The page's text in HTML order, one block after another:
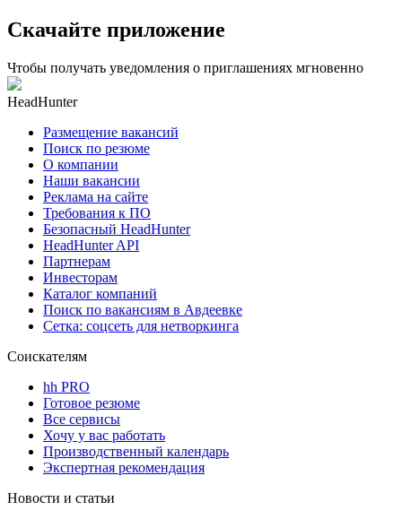
Скачайте приложение
Чтобы получать уведомления о приглашениях мгновенно
HeadHunter
Размещение вакансий
Поиск по резюме
О компании
Наши вакансии
Реклама на сайте
Требования к ПО
Безопасный HeadHunter
HeadHunter API
Партнерам
Инвесторам
Каталог компаний
Поиск по вакансиям в Авдеевке
Сетка: соцсеть для нетворкинга
Соискателям
hh PRO
Готовое резюме
Все сервисы
Хочу у вас работать
Производственный календарь
Экспертная рекомендация
Новости и статьи